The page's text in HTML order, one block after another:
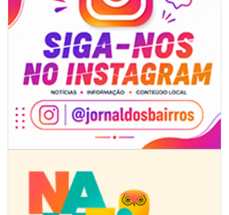
Univali e Câmara de Vereadores de Itajaí reúnem especialistas para
discutir políticas públicas e inovação
BALNEÁRIO CAMBORIÚ